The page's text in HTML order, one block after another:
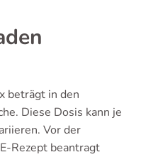
beträgt in den
Diese Dosis kann je
Vor der
Rezept beantragt